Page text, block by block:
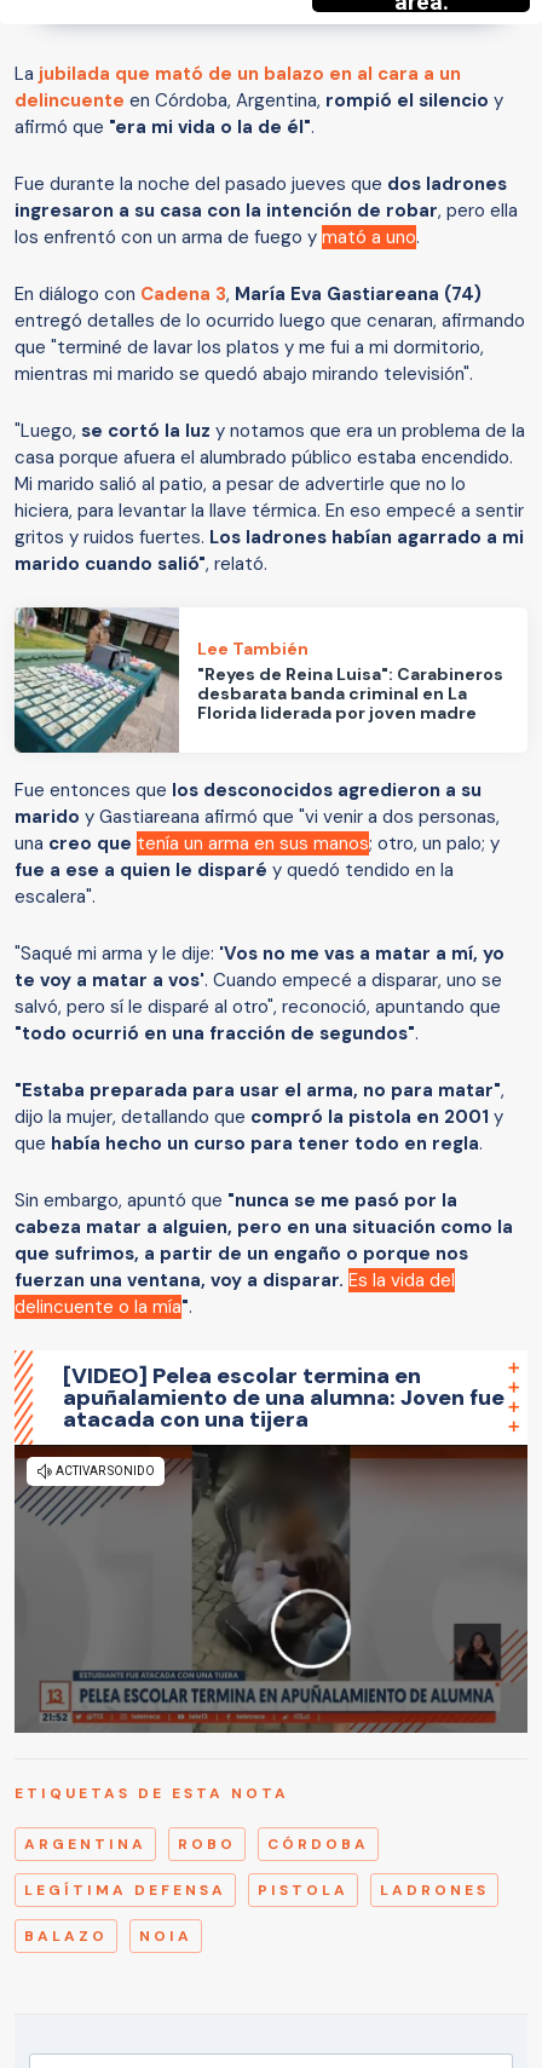
La jubilada que mató de un balazo en al cara a un
delincuente en Córdoba, Argentina, rompió el silencio y
afirmó que "era mi vida o la de él".
Fue durante la noche del pasado jueves que dos ladrones
ingresaron a su casa con la intención de robar, pero ella
los enfrentó con un arma de fuego y mató a uno.
En diálogo con Cadena 3, María Eva Gastiareana (74)
entregó detalles de lo ocurrido luego que cenaran, afirmando
que "terminé de lavar los platos y me fui a mi dormitorio,
mientras mi marido se quedó abajo mirando televisión".
"Luego, se cortó la luz y notamos que era un problema de la
casa porque afuera el alumbrado público estaba encendido.
Mi marido salió al patio, a pesar de advertirle que no lo
hiciera, para levantar la llave térmica. En eso empecé a sentir
gritos y ruidos fuertes. Los ladrones habían agarrado a mi
marido cuando salió", relató.
Lee También
"Reyes de Reina Luisa": Carabineros
desbarata banda criminal en La
Florida liderada por joven madre
Fue entonces que los desconocidos agredieron a su
marido y Gastiareana afirmó que "vi venir a dos personas,
una creo que tenía un arma en sus manos; otro, un palo; y
fue a ese a quien le disparé y quedó tendido en la
escalera".
"Saqué mi arma y le dije: 'Vos no me vas a matar a mí, yo
te voy a matar a vos'. Cuando empecé a disparar, uno se
salvó, pero sí le disparé al otro", reconoció, apuntando que
"todo ocurrió en una fracción de segundos".
"Estaba preparada para usar el arma, no para matar",
dijo la mujer, detallando que compró la pistola en 2001 y
que había hecho un curso para tener todo en regla.
Sin embargo, apuntó que "nunca se me pasó por la
cabeza matar a alguien, pero en una situación como la
que sufrimos, a partir de un engaño o porque nos
fuerzan una ventana, voy a disparar. Es la vida del
delincuente o la mía".
[VIDEO] Pelea escolar termina en
apuñalamiento de una alumna: Joven fue
atacada con una tijera
ETIQUETAS DE ESTA NOTA
ARGENTINA ROBO CÓRDOBA
LEGÍTIMA DEFENSA PISTOLA LADRONES
BALAZO NOIA